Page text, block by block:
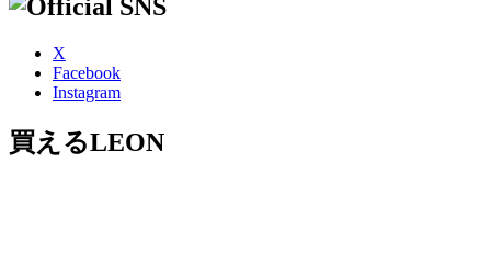
X
Facebook
Instagram
買えるLEON